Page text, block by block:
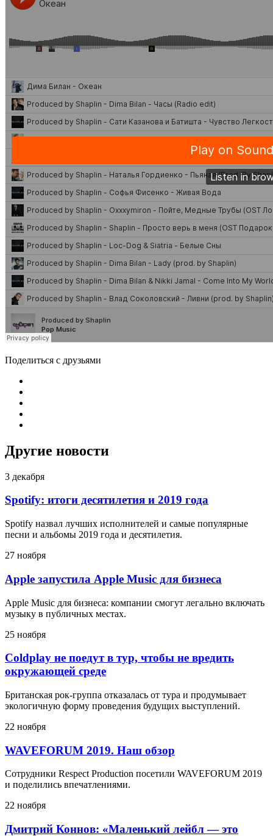
Поделиться с друзьями
Другие новости
3 декабря
Spotify: итоги десятилетия и 2019 года
Spotify назвал лучших исполнителей и самые популярные
песни и альбомы 2019 года и десятилетия.
27 ноября
Apple запустила Apple Music для бизнеса
Apple Music для бизнеса: компании смогут легально включать
музыку в публичных местах.
25 ноября
Coldplay не поедут в тур, чтобы не вредить
окружающей среде
Британская рок-группа отказалась от тура и продумывает
экологичную форму проведения будущих выступлений.
22 ноября
WAVEFORUM 2019. Наш обзор
Сотрудники Respect Production посетили WAVEFORUM 2019
и поделились впечатлениями.
22 ноября
Дмитрий Коннов: «Маленький лейбл — это